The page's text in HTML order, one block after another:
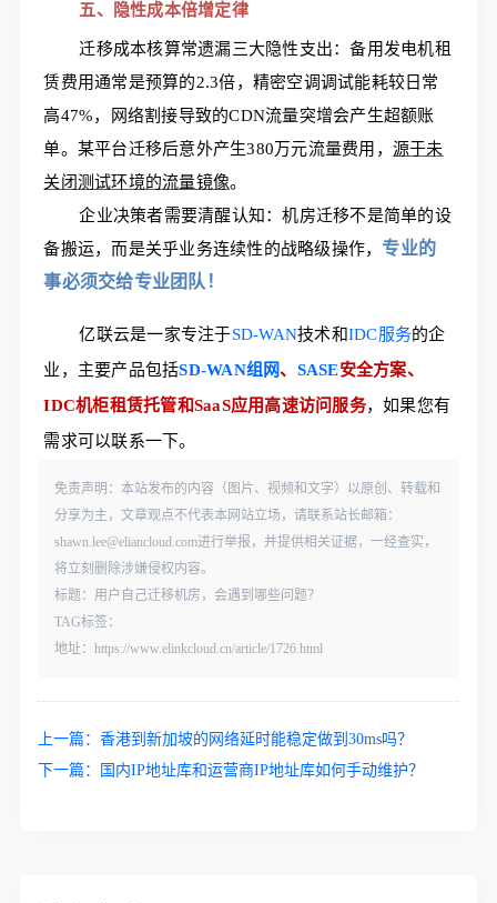
五、隐性成本倍增定律
迁移成本核算常遗漏三大隐性支出：备用发电机租
赁费用通常是预算的2.3倍，精密空调调试能耗较日常
高47%，网络割接导致的CDN流量突增会产生超额账
单。某平台迁移后意外产生380万元流量费用， 源于未
关闭测试环境的流量镜像。
企业决策者需要清醒认知：机房迁移不是简单的设
备搬运，而是关乎业务连续性的战略级操作， 专业的
事必须交给专业团队！
亿联云是一家专注于SD-WAN技术和IDC服务的企
业，主要产品包括SD-WAN组网、 SASE安全方案、
IDC机柜租赁托管和SaaS应用高速访问服务，如果您有
需求可以联系一下。
免责声明：本站发布的内容（图片、视频和文字）以原创、转载和
分享为主，文章观点不代表本网站立场，请联系站长邮箱：
shawn.lee@eliancloud.com进行举报，并提供相关证据，一经查实，
将立刻删除涉嫌侵权内容。
标题：用户自己迁移机房，会遇到哪些问题？
TAG标签：
地址：https://www.elinkcloud.cn/article/1726.html
上一篇：香港到新加坡的网络延时能稳定做到30ms吗？
下一篇：
国内IP地址库和运营商IP地址库如何手动维护？